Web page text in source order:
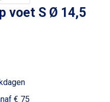
voet S Ø 14,5
€ 75